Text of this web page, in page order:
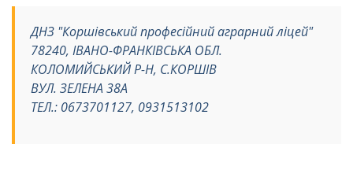
ДНЗ "Коршівський професійний аграрний ліцей"
78240, ІВАНО-ФРАНКІВСЬКА ОБЛ.
КОЛОМИЙСЬКИЙ Р-Н, С.КОРШІВ
ВУЛ. ЗЕЛЕНА 38А
ТЕЛ.: 0673701127, 0931513102